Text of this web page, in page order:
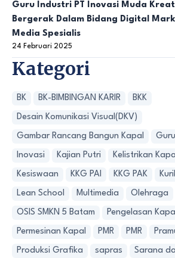
Guru Industri PT Inovasi Muda
Bergerak Dalam Bidang Digital
Media Spesialis
24 Februari 2025
Kategori
BK BK-BIMBINGAN KARIR BKK
Desain Komunikasi Visual(DKV)
Gambar Rancang Bangun Kapal Guru
Inovasi Kajian Putri Kelistrikan
Kesiswaan KKG PAI KKG PAK
Lean School Multimedia Olehraga
OSIS SMKN 5 Batam Pengelasan
Permesinan Kapal PMR PMR
Produksi Grafika sapras Sarana